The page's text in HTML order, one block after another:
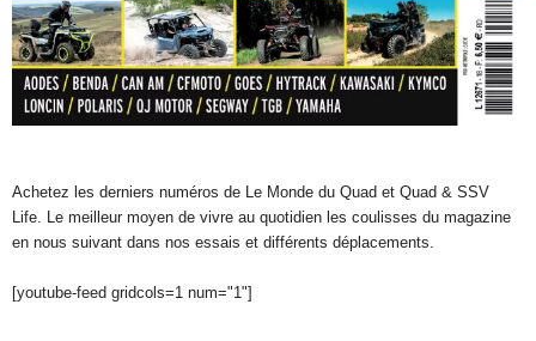
Achetez les derniers numéros de Le Monde du Quad et Quad & SSV
Life. Le meilleur moyen de vivre au quotidien les coulisses du magazine
en nous suivant dans nos essais et différents déplacements.
[youtube-feed gridcols=1 num="1"]